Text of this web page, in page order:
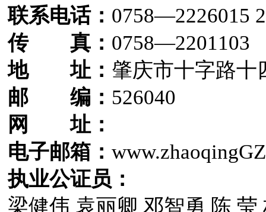
联系电话： 0758—2226015
传 真： 0758—2201103
地 址： 肇庆市十字路十
邮 编： 526040
网 址：
电子邮箱：
执业公证员：
梁健伟 袁丽卿 邓智勇 陈 莹